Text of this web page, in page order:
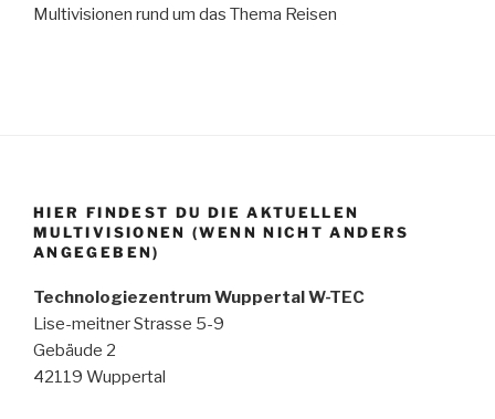
Multivisionen rund um das Thema Reisen
HIER FINDEST DU DIE AKTUELLEN
MULTIVISIONEN (WENN NICHT ANDERS
ANGEGEBEN)
Technologiezentrum Wuppertal W-TEC
Lise-meitner Strasse 5-9
Gebäude 2
42119 Wuppertal